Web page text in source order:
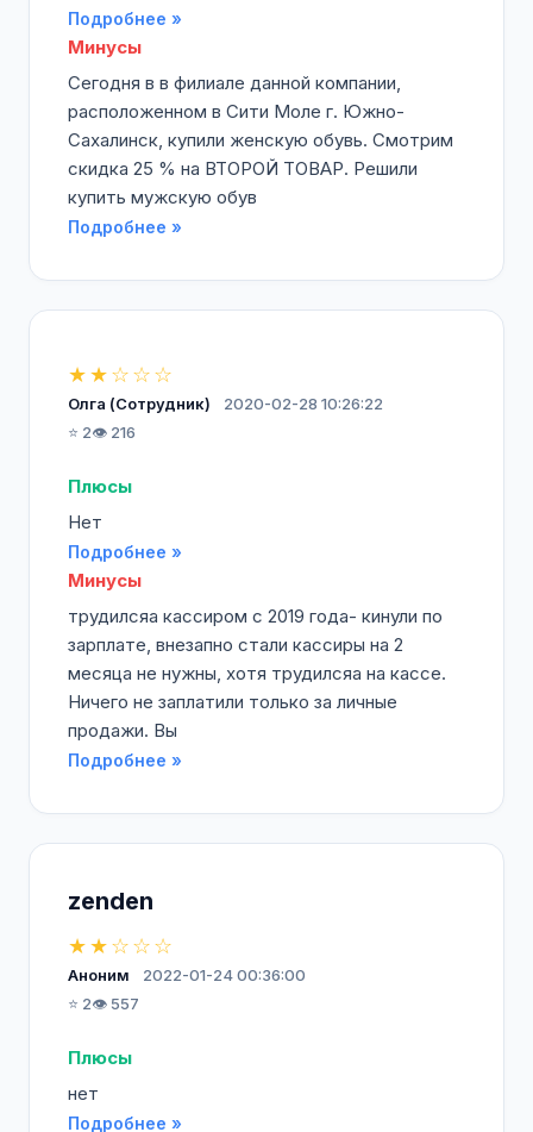
Подробнее »
Минусы
Сегодня в в филиале данной компании,
расположенном в Сити Моле г. Южно-
Сахалинск, купили женскую обувь. Смотрим
скидка 25 % на ВТОРОЙ ТОВАР. Решили
купить мужскую обув
Подробнее »
★★☆☆☆
Олга (Сотрудник)
2020-02-28 10:26:22
⭐ 2👁️ 216
Плюсы
Нет
Подробнее »
Минусы
трудилсяа кассиром с 2019 года- кинули по
зарплате, внезапно стали кассиры на 2
месяца не нужны, хотя трудилсяа на кассе.
Ничего не заплатили только за личные
продажи. Вы
Подробнее »
zenden
★★☆☆☆
Аноним
2022-01-24 00:36:00
⭐ 2👁️ 557
Плюсы
нет
Подробнее »